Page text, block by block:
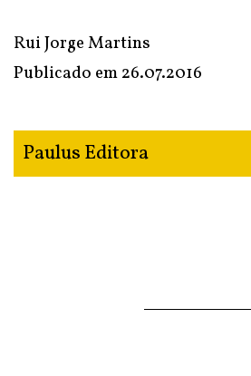
Rui Jorge Martins
Publicado em26.07.2016
Paulus Editora